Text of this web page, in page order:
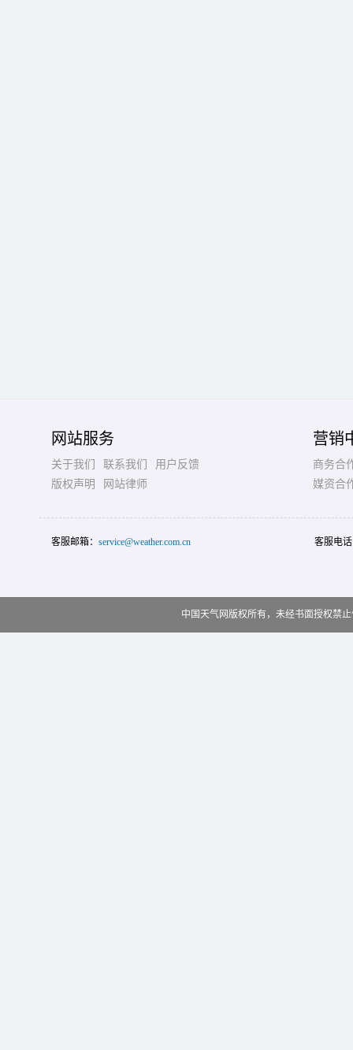
网站服务
关于我们 联系我们
用户反馈
版权声明
网站律师
营销
商务合
媒资合
客服邮箱： service@weather.com.cn 客服电
中国天气网版权所有，未经书面授权